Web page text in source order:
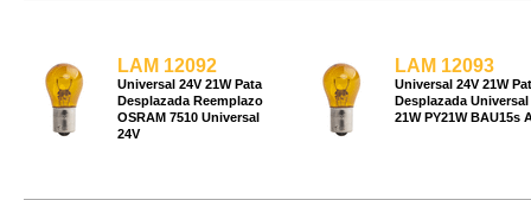
LAM 12092
Universal 24V 21W Pata
Desplazada Reemplazo
OSRAM 7510 Universal
24V
LAM 12093
Universal 24V 21W
Desplazada Universal
21W PY21W BAU15s